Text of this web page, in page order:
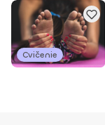
Cvičenie